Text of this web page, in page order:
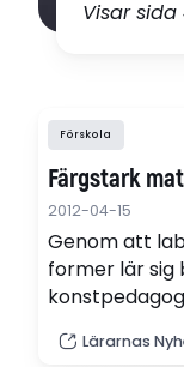
Visar sida
Förskola
Färgstark
2012-04-15
Genom att
former lär sig
ochLärarnas